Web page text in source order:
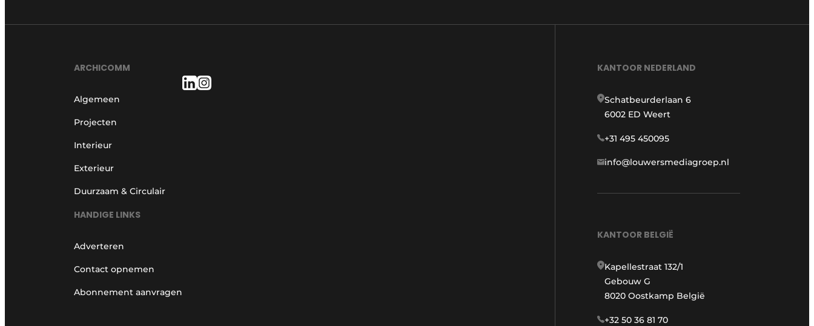
ARCHICOMM
Algemeen
Projecten
Interieur
Exterieur
Duurzaam & Circulair
HANDIGE LINKS
Adverteren
Contact opnemen
Abonnement aanvragen
KANTOOR NEDERLAND
Schatbeurderlaan 6
6002 ED Weert
+31 495 450095
info@louwersmediagroep.nl
KANTOOR BELGIË
Kapellestraat 132/1
Gebouw G
8020 Oostkamp België
+32 50 36 81 70